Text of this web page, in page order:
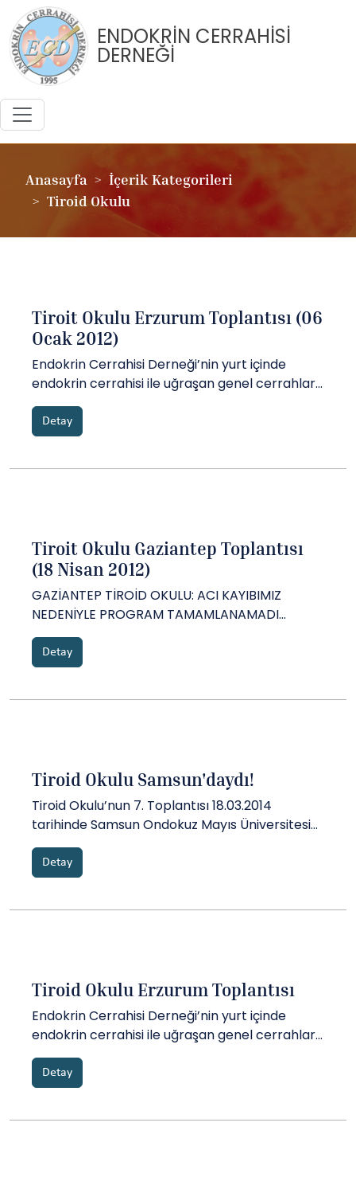
ENDOKRİN CERRAHİSİ
DERNEĞİ
Anasayfa
İçerik Kategorileri
Tiroid Okulu
Tiroit Okulu Erzurum Toplantısı (06
Ocak 2012)
Endokrin Cerrahisi Derneği’nin yurt içinde
endokrin cerrahisi ile uğraşan genel cerrahlar
veya cerrah adaylarının aynı platformda
pratik ve teorik bilgilerini paylaşarak bilimsel
standartı yükseltmeyi amaçlayan TİROİD
Detay
Tiroit Okulu Gaziantep Toplantısı
(18 Nisan 2012)
GAZİANTEP TİROİD OKULU: ACI KAYIBIMIZ
NEDENİYLE PROGRAM TAMAMLANAMADI...
Detay
Tiroid Okulu Samsun'daydı!
Tiroid Okulu’nun 7. Toplantısı 18.03.2014
tarihinde Samsun Ondokuz Mayıs Üniversitesi
Genel Cerrahi Anabilim Dalı’ında
gerçekleştirildi. Ana konusu güvenli tioidektomi
prensipleri ve intraoperatif sinir
Detay
Tiroid Okulu Erzurum Toplantısı
Endokrin Cerrahisi Derneği’nin yurt içinde
endokrin cerrahisi ile uğraşan genel cerrahlar
veya cerrah adaylarının aynı platformda
pratik ve teorik bilgilerini paylaşarak bilimsel
standartı yükseltmeyi amaçlayan TİROİD
Detay